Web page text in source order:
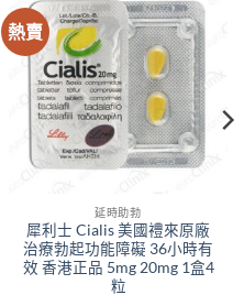
熱賣
延時助勃
犀利士 Cialis 美國禮來原廠
治療勃起功能障礙 36小時有
效 香港正品 5mg 20mg 1盒4
粒